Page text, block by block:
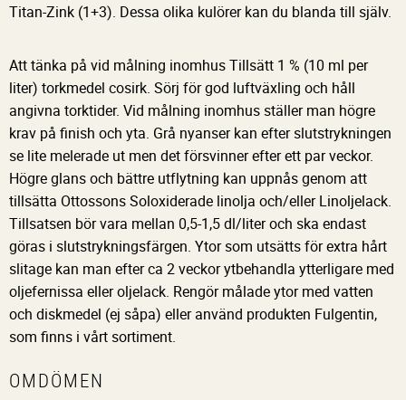
Titan-Zink (1+3). Dessa olika kulörer kan du blanda till själv.
Att tänka på vid målning inomhus Tillsätt 1 % (10 ml per
liter) torkmedel cosirk. Sörj för god luftväxling och håll
angivna torktider. Vid målning inomhus ställer man högre
krav på finish och yta. Grå nyanser kan efter slutstrykningen
se lite melerade ut men det försvinner efter ett par veckor.
Högre glans och bättre utflytning kan uppnås genom att
tillsätta Ottossons Soloxiderade linolja och/eller Linoljelack.
Tillsatsen bör vara mellan 0,5-1,5 dl/liter och ska endast
göras i slutstrykningsfärgen. Ytor som utsätts för extra hårt
slitage kan man efter ca 2 veckor ytbehandla ytterligare med
oljefernissa eller oljelack. Rengör målade ytor med vatten
och diskmedel (ej såpa) eller använd produkten Fulgentin,
som finns i vårt sortiment.
OMDÖMEN